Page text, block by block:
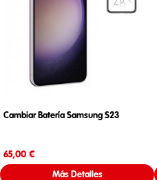
Cambiar Batería Samsung S23
65,00 €
Más Detalles